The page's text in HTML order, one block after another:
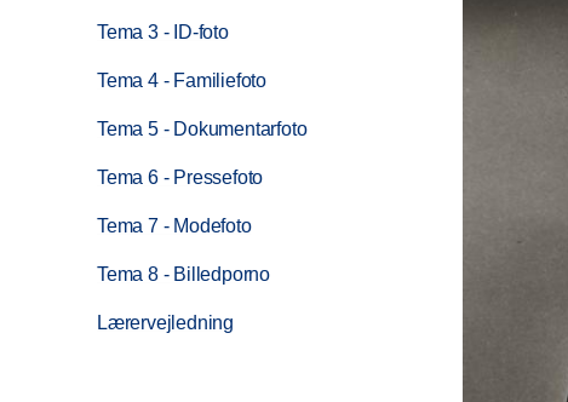
Tema 3 - ID-foto
Tema 4 - Familiefoto
Tema 5 - Dokumentarfoto
Tema 6 - Pressefoto
Tema 7 - Modefoto
Tema 8 - Billedporno
Lærervejledning